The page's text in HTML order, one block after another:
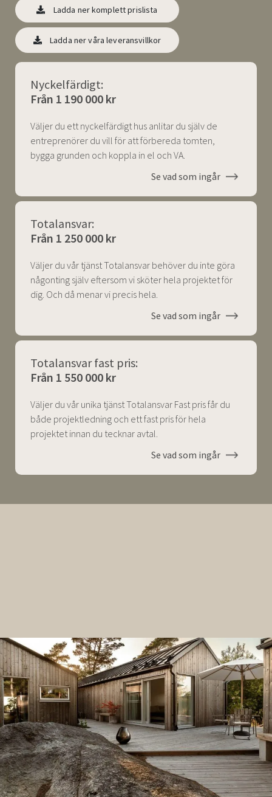
Ladda ner komplett prislista
Ladda ner våra leveransvillkor
Nyckelfärdigt:
Från 1 190 000 kr
Väljer du ett nyckelfärdigt hus anlitar du själv de
entreprenörer du vill för att förbereda tomten,
bygga grunden och koppla in el och VA.
Se vad som ingår
Totalansvar:
Från 1 250 000 kr
Väljer du vår tjänst Totalansvar behöver du inte göra
någonting själv eftersom vi sköter hela projektet för
dig. Och då menar vi precis hela.
Se vad som ingår
Totalansvar fast pris:
Från 1 550 000 kr
Väljer du vår unika tjänst Totalansvar Fast pris får du
både projektledning och ett fast pris för hela
projektet innan du tecknar avtal.
Se vad som ingår